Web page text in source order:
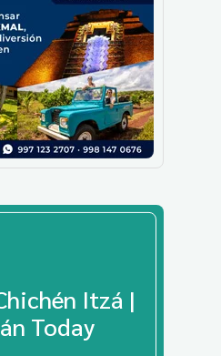
Itzá |
Today